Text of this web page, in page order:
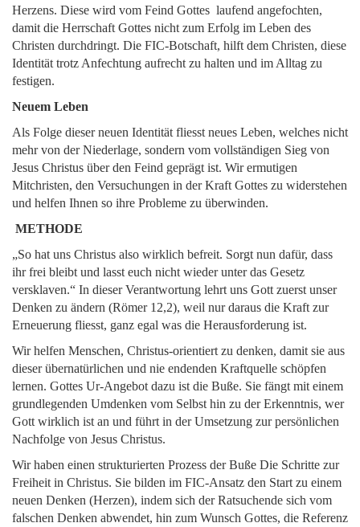
Herzens. Diese wird vom Feind Gottes laufend angefochten,
damit die Herrschaft Gottes nicht zum Erfolg im Leben des
Christen durchdringt. Die FIC-Botschaft, hilft dem Christen, diese
Identität trotz Anfechtung aufrecht zu halten und im Alltag zu
festigen.
Neuem Leben
Als Folge dieser neuen Identität fliesst neues Leben, welches nicht
mehr von der Niederlage, sondern vom vollständigen Sieg von
Jesus Christus über den Feind geprägt ist. Wir ermutigen
Mitchristen, den Versuchungen in der Kraft Gottes zu widerstehen
und helfen Ihnen so ihre Probleme zu überwinden.
METHODE
„So hat uns Christus also wirklich befreit. Sorgt nun dafür, dass
ihr frei bleibt und lasst euch nicht wieder unter das Gesetz
versklaven.“ In dieser Verantwortung lehrt uns Gott zuerst unser
Denken zu ändern (Römer 12,2), weil nur daraus die Kraft zur
Erneuerung fliesst, ganz egal was die Herausforderung ist.
Wir helfen Menschen, Christus-orientiert zu denken, damit sie aus
dieser übernatürlichen und nie endenden Kraftquelle schöpfen
lernen. Gottes Ur-Angebot dazu ist die Buße. Sie fängt mit einem
grundlegenden Umdenken vom Selbst hin zu der Erkenntnis, wer
Gott wirklich ist an und führt in der Umsetzung zur persönlichen
Nachfolge von Jesus Christus.
Wir haben einen strukturierten Prozess der Buße Die Schritte zur
Freiheit in Christus. Sie bilden im FIC-Ansatz den Start zu einem
neuen Denken (Herzen), indem sich der Ratsuchende sich vom
falschen Denken abwendet, hin zum Wunsch Gottes, die Referenz